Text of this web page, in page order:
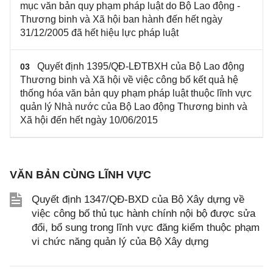
mục văn bản quy phạm pháp luật do Bộ Lao động -
Thương binh và Xã hội ban hành đến hết ngày
31/12/2005 đã hết hiệu lực pháp luật
03
Quyết định 1395/QĐ-LĐTBXH của Bộ Lao động
Thương binh và Xã hội về việc công bố kết quả hệ
thống hóa văn bản quy phạm pháp luật thuộc lĩnh vực
quản lý Nhà nước của Bộ Lao động Thương binh và
Xã hội đến hết ngày 10/06/2015
VĂN BẢN CÙNG LĨNH VỰC
Quyết định 1347/QĐ-BXD của Bộ Xây dựng về
việc công bố thủ tục hành chính nội bộ được sửa
đổi, bổ sung trong lĩnh vực đăng kiểm thuộc phạm
vi chức năng quản lý của Bộ Xây dựng